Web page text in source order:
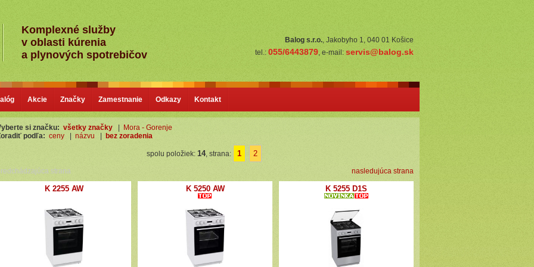
Komplexné služby
v oblasti kúrenia
a plynových spotrebičov
Balog s.r.o., Jakobyho 1, 040 01 Košice
tel.: 055/6443879, e-mail: servis@balog.sk
Akcie Značky Zamestnanie Odkazy Kontakt
si značku: všetky značky
Mora - Gorenje
podľa: ceny názvu bez zoradenia
spolu položiek: 14, strana: 1 2
strana nasledujúca strana
K 2255 AW K 5250 AW K 5255 D1S